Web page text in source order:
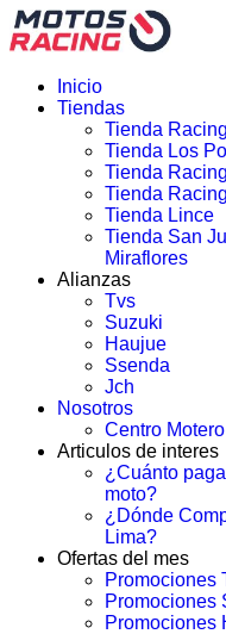
Inicio
Tiendas
Tienda
Tienda Los
Tienda
Tienda
Tienda Lince
Tienda San
Miraflores
Alianzas
Tvs
Suzuki
Haujue
Ssenda
Jch
Nosotros
Centro
Articulos de interes
¿Cuánto
moto?
¿Dónde
Lima?
Ofertas del mes
Promociones
Promociones
Promociones